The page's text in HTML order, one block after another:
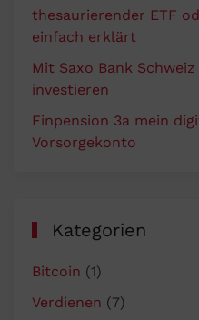
thesaurierender ETF
einfach erklärt
Mit Saxo Bank
investieren
Finpension 3a mein
Vorsorgekonto
Kategorien
Bitcoin (1)
Verdienen (7)